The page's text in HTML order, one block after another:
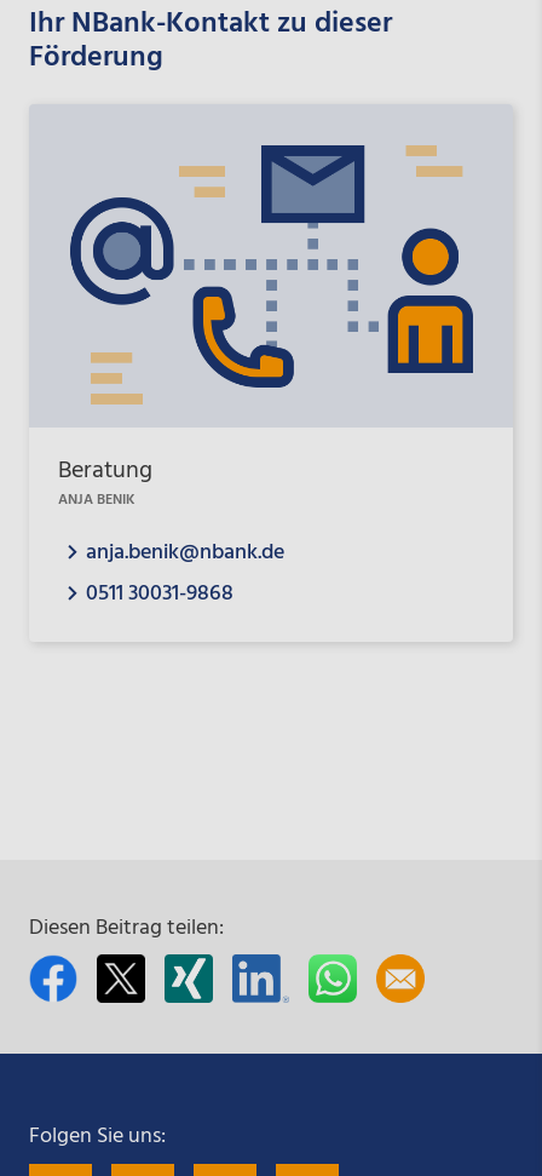
Ihr NBank-Kontakt zu dieser
Förderung
Beratung
ANJA BENIK
anja.benik@nbank.de
0511 30031-9868
Diesen Beitrag teilen:
Folgen Sie uns: